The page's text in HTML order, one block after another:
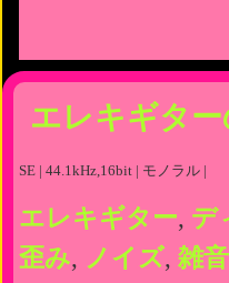
エレキギタ
SE | 44.1kHz,16bit | モノラル |
エレキギター, デ
歪み, ノイズ, 雑音